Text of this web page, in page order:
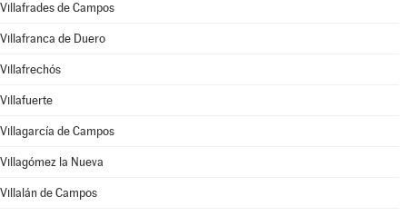
Villafrades de Campos
Villafranca de Duero
Villafrechós
Villafuerte
Villagarcía de Campos
Villagómez la Nueva
Villalán de Campos